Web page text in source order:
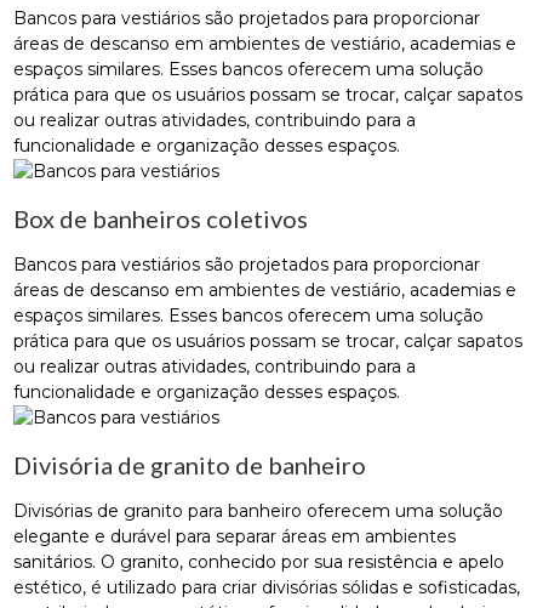
Bancos para vestiários são projetados para proporcionar
áreas de descanso em ambientes de vestiário, academias e
espaços similares. Esses bancos oferecem uma solução
prática para que os usuários possam se trocar, calçar sapatos
ou realizar outras atividades, contribuindo para a
funcionalidade e organização desses espaços.
Box de banheiros coletivos
Bancos para vestiários são projetados para proporcionar
áreas de descanso em ambientes de vestiário, academias e
espaços similares. Esses bancos oferecem uma solução
prática para que os usuários possam se trocar, calçar sapatos
ou realizar outras atividades, contribuindo para a
funcionalidade e organização desses espaços.
Divisória de granito de banheiro
Divisórias de granito para banheiro oferecem uma solução
elegante e durável para separar áreas em ambientes
sanitários. O granito, conhecido por sua resistência e apelo
estético, é utilizado para criar divisórias sólidas e sofisticadas,